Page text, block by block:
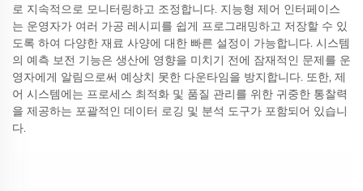
로 지속적으로 모니터링하고 조정합니다. 지능형 제어 인터페이스
는 운영자가 여러 가공 레시피를 쉽게 프로그래밍하고 저장할 수 있
도록 하여 다양한 재료 사양에 대한 빠른 설정이 가능합니다. 시스템
의 예측 보전 기능은 생산에 영향을 미치기 전에 잠재적인 문제를 운
영자에게 알림으로써 예상치 못한 다운타임을 방지합니다. 또한, 제
어 시스템에는 프로세스 최적화 및 품질 관리를 위한 귀중한 통찰력
을 제공하는 포괄적인 데이터 로깅 및 분석 도구가 포함되어 있습니
다.